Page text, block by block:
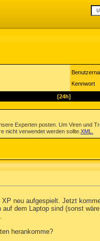
Kennwort
[24h]
Experten posten. Um Viren und
nicht verwendet werden sollte. XML
neu aufgespielt. Jetzt
dem Laptop sind (sonst
herankomme?